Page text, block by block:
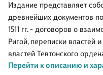
Издание представляет
древнейших документов
1511 гг. - договоров о
Ригой, переписки властей
властей Тевтонского
литовских и их
Перейти к описанию и